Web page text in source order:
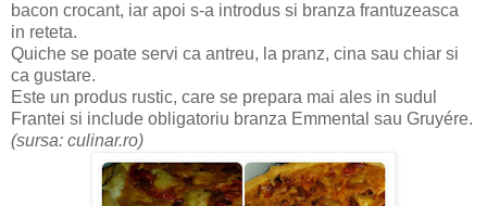
bacon crocant, iar apoi s-a introdus si branza frantuzeasca
in reteta.
Quiche se poate servi ca antreu, la pranz, cina sau chiar si
ca gustare.
Este un produs rustic, care se prepara mai ales in sudul
Frantei si include obligatoriu branza Emmental sau Gruyére.
(sursa: culinar.ro)